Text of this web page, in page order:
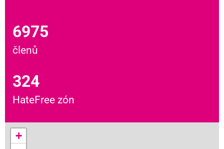
6975
členů
324
HateFree zón
+